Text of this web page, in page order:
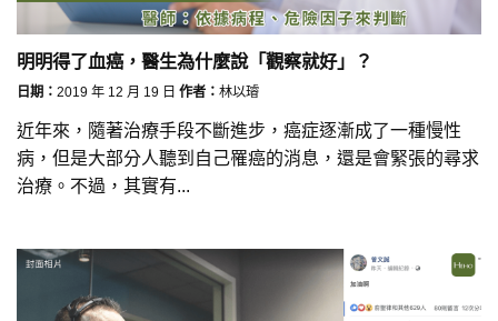
明明得了血癌，醫生為什麼說「觀察就好」？
日期： 2019 年 12 月 19 日 作者： 林以璿
近年來，隨著治療手段不斷進步，癌症逐漸成了一種慢性
病，但是大部分人聽到自己罹癌的消息，還是會緊張的尋求
治療。不過，其實有...